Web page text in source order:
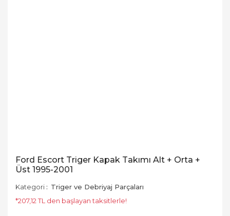
Ford Escort Triger Kapak Takımı Alt + Orta +
Üst 1995-2001
Kategori
Triger ve Debriyaj Parçaları
*207,12 TL den başlayan taksitlerle!